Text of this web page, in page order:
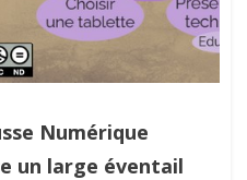
Numérique
un large éventail